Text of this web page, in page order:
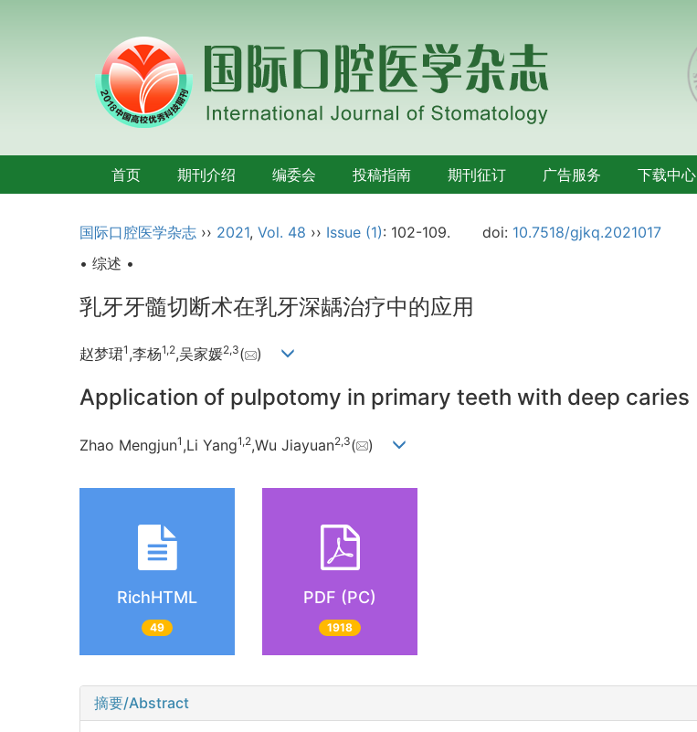
首页 期刊介绍 编委会 投稿指南 期刊征订 广告服务 下载中心
国际口腔医学杂志 ›› 2021, Vol. 48 ›› Issue (1): 102-109. doi: 10.7518/gjkq.2021017
• 综述 •
乳牙牙髓切断术在乳牙深龋治疗中的应用
赵梦珺1 ,李杨1,2,吴家媛2,3( )
Application of pulpotomy in primary teeth with deep caries
Zhao Mengjun1 ,Li Yang1,2,Wu Jiayuan2,3( )
RichHTML
49
PDF (PC)
1918
摘要/Abstract